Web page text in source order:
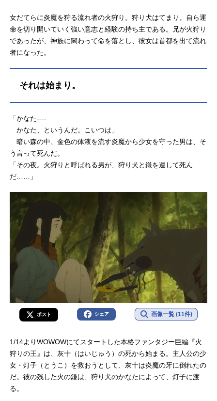
女だてらに炎魔を狩る流れ者の火狩り。狩り犬はてまり。自ら運
命を切り開いていく強い意志と経験の持ち主である。兄が火狩り
であったが、神族に関わって命を落とし、彼女は首都を出て流れ
者になった。
それは始まり。
「かなた----
かなた、というんだ。こいつは」
暗い森の中、金色の体液を流す炎魔から少女を守った男は、そ
う言って死んだ。
「その夜。火狩りと呼ばれる男が、狩り犬と鎌を遺して死ん
だ……」
ポスト シェア 画像一覧 (11件)
1/14よりWOWOWにてスタートした本格ファンタジー巨編『火
狩りの王』は、灰十（はいじゅう）の死から始まる。主人公の少
女・灯子（とうこ）を救おうとして、灰十は炎魔の牙に倒れたの
だ。彼の残した火の鎌は、狩り犬のかなたによって、灯子に渡
る。